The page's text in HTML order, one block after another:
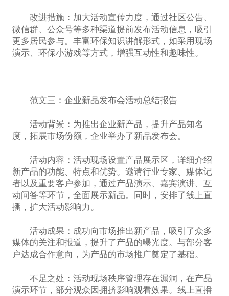
改进措施：加大活动宣传力度，通过社区公告、
微信群、公众号等多种渠道提前发布活动信息，吸引
更多居民参与。丰富环保知识讲解形式，如采用现场
演示、环保小游戏等方式，增强互动性和趣味性。
范文三：企业新品发布会活动总结报告
活动背景：为推出企业新产品，提升产品知名
度，拓展市场份额，企业举办了新品发布会。
活动内容：活动现场设置产品展示区，详细介绍
新产品的功能、特点和优势。邀请行业专家、媒体记
者以及重要客户参加，通过产品演示、嘉宾演讲、互
动问答等环节，全面展示新品。同时，安排了线上直
播，扩大活动影响力。
活动成果：成功向市场推出新产品，吸引了众多
媒体的关注和报道，提升了产品的曝光度。与部分客
户达成合作意向，为产品的市场推广奠定了基础。
不足之处：活动现场秩序管理存在漏洞，在产品
演示环节，部分观众因拥挤影响观看效果。线上直播